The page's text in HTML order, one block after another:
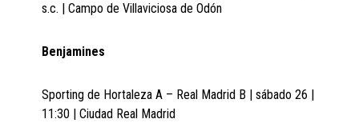
s.c. | Campo de Villaviciosa de Odón
Benjamines
Sporting de Hortaleza A – Real Madrid B | sábado 26 |
11:30 | Ciudad Real Madrid